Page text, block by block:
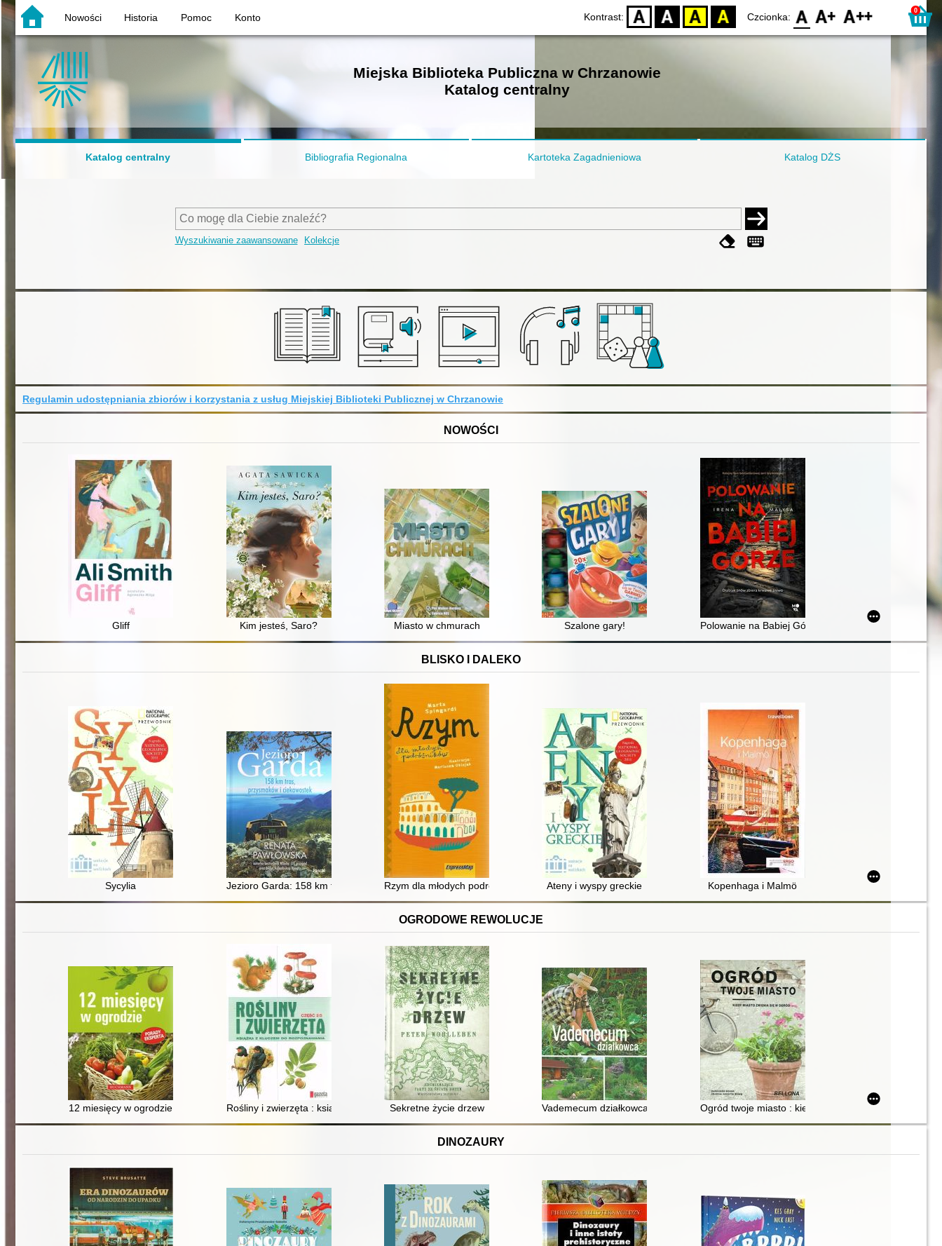
Nowości Historia Pomoc Konto Kontrast: D BW YB BY Czcionka: F0 F1 F2 0
Miejska Biblioteka Publiczna w Chrzanowie
Katalog centralny
Katalog centralny Bibliografia Regionalna Kartoteka Zagadnieniowa Katalog DŻS
Wyszukiwanie zaawansowane Kolekcje
Regulamin udostępniania zbiorów i korzystania z usług Miejskiej Biblioteki Publicznej w Chrzanowie
NOWOŚCI
Gliff Kim jesteś, Saro? Miasto w chmurach Szalone gary! Polowanie na Babiej Górze
BLISKO I DALEKO
Sycylia Jezioro Garda: 158 km tras, przysmaków i ciekawostek
Rzym dla młodych podróżników Ateny i wyspy greckie Kopenhaga i Malmö
OGRODOWE REWOLUCJE
12 miesięcy w ogrodzie Rośliny i zwierzęta : książka z kluczem do rozpoznawania. Cz. 2/5,
Sekretne życie drzew Vademecum działkowca : praca zbiorowaOgród twoje miasto : kiedy miasto zmieni się w ogród
DINOZAURY